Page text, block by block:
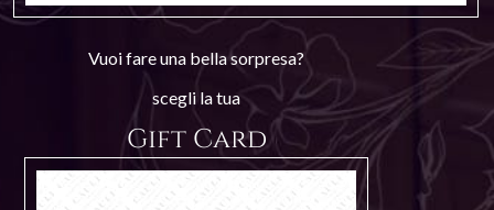
Vuoi fare una bella sorpresa?
scegli la tua
Gift Card